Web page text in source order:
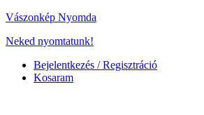
Vászonkép Nyomda
Neked nyomtatunk!
Bejelentkezés / Regisztráció
Kosaram